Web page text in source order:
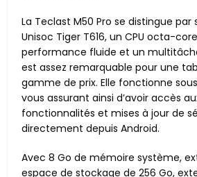
La Teclast M50 Pro se distingue par
Unisoc Tiger T616, un CPU octa-
performance fluide et un
est assez remarquable pour une
gamme de prix. Elle fonctionne
vous assurant ainsi d’avoir accès
fonctionnalités et mises à jour de
directement depuis Android.
Avec 8 Go de mémoire système,
espace de stockage de 256 Go,